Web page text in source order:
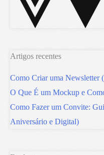
Artigos recentes
Como Criar uma Newsletter
O Que É um Mockup e
Como Fazer um Convite:
Aniversário e Digital)